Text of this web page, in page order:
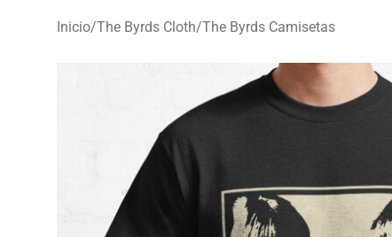
Inicio/The Byrds Cloth/The Byrds Camisetas